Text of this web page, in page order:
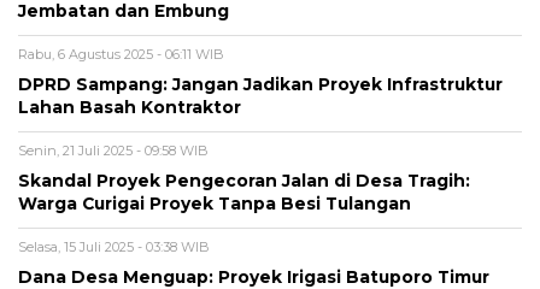
Jembatan dan Embung
Rabu, 6 Agustus 2025 - 06:11 WIB
DPRD Sampang: Jangan Jadikan Proyek Infrastruktur
Lahan Basah Kontraktor
Senin, 21 Juli 2025 - 09:58 WIB
Skandal Proyek Pengecoran Jalan di Desa Tragih:
Warga Curigai Proyek Tanpa Besi Tulangan
Selasa, 15 Juli 2025 - 03:38 WIB
Dana Desa Menguap: Proyek Irigasi Batuporo Timur